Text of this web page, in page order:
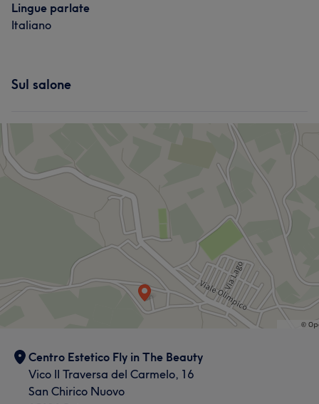
Lingue parlate
Italiano
Sul salone
Centro Estetico Fly in The Beauty
Vico II Traversa del Carmelo, 16
San Chirico Nuovo